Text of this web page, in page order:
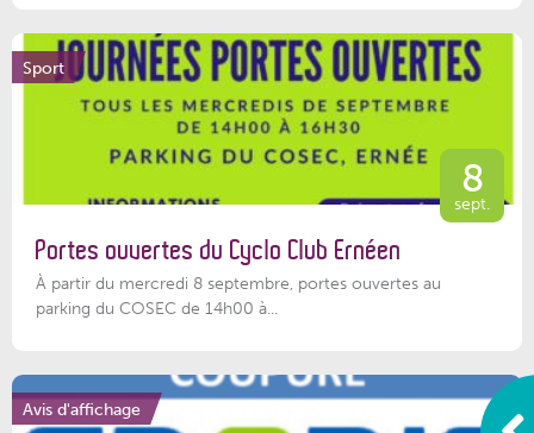
Sport
8
sept.
Portes ouvertes du Cyclo Club Ernéen
À partir du mercredi 8 septembre, portes ouvertes au
parking du COSEC de 14h00 à...
Avis d'affichage